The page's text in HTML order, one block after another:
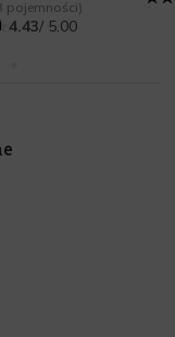
pojemności)
4.43/ 5.00